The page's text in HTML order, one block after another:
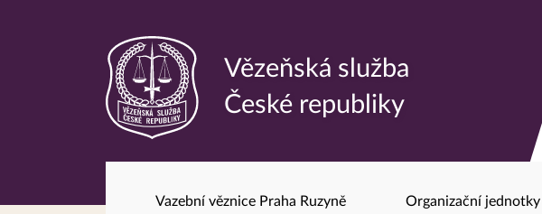
Odkaz
na
Vězeňská služba
České republiky
Vazební věznice Praha Ruzyně Organizační jednotky